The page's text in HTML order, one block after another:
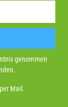
genommen
Mail.